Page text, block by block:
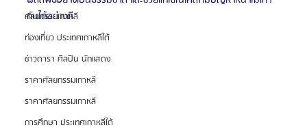
ศัลยกรรมเกาหลี
ท่องเที่ยว ประเทศเกาหลีใต้
ข่าวดารา ศิลปิน นักแสดง
ราคาศัลยกรรมเกาหลี
ราคาศัลยกรรมเกาหลี
การศึกษา ประเทศเกาหลีใต้
กันได้อย่างดี